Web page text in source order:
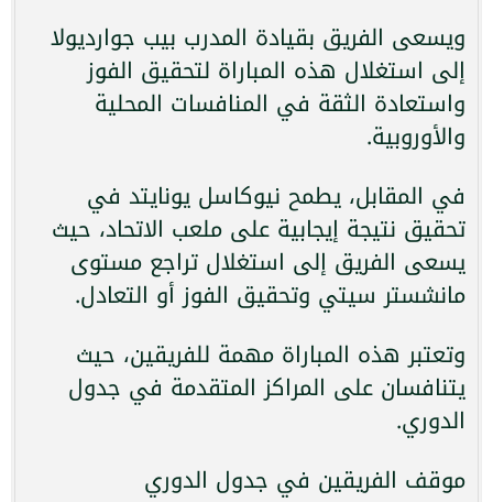
ويسعى الفريق بقيادة المدرب بيب جوارديولا
إلى استغلال هذه المباراة لتحقيق الفوز
واستعادة الثقة في المنافسات المحلية
والأوروبية.
في المقابل، يطمح نيوكاسل يونايتد في
تحقيق نتيجة إيجابية على ملعب الاتحاد، حيث
يسعى الفريق إلى استغلال تراجع مستوى
مانشستر سيتي وتحقيق الفوز أو التعادل.
وتعتبر هذه المباراة مهمة للفريقين، حيث
يتنافسان على المراكز المتقدمة في جدول
الدوري.
موقف الفريقين في جدول الدوري